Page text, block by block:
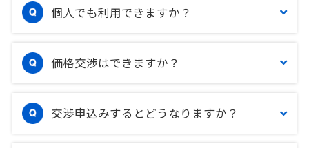
個人でも利用できますか？
価格交渉はできますか？
交渉申込みするとどうなりますか？